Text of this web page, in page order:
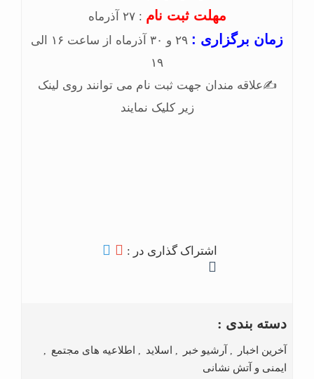
مهلت ثبت نام : ۲۷ آذرماه
زمان برگزاری :
۲۹ و ۳۰ آذرماه از ساعت ۱۶ الی
۱۹
✍علاقه مندان جهت ثبت نام می توانند روی لینک
زیر کلیک نمایند
اشتراک گذاری در :
دسته بندی :
آخرین اخبار , آرشیو خبر , اسلاید , اطلاعیه های مجتمع ,
ایمنی و آتش نشانی